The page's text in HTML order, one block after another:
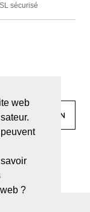
web
?
sécurisé